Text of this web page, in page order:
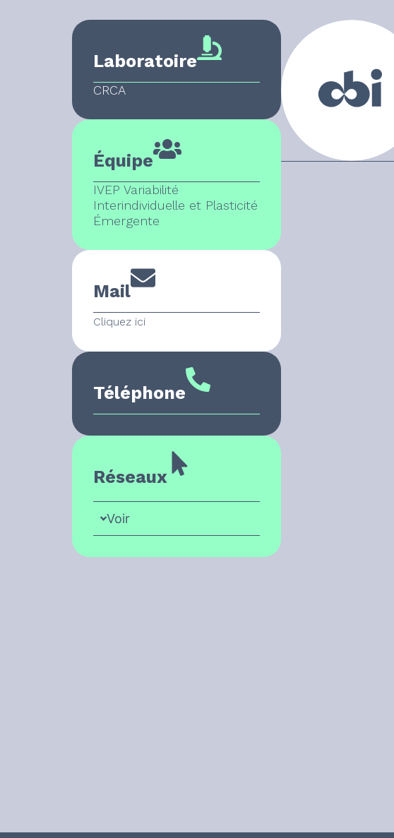
Laboratoire
CRCA
Équipe
IVEP Variabilité
Interindividuelle et Plasticité
Émergente
Mail
Cliquez ici
Téléphone
Réseaux
Voir